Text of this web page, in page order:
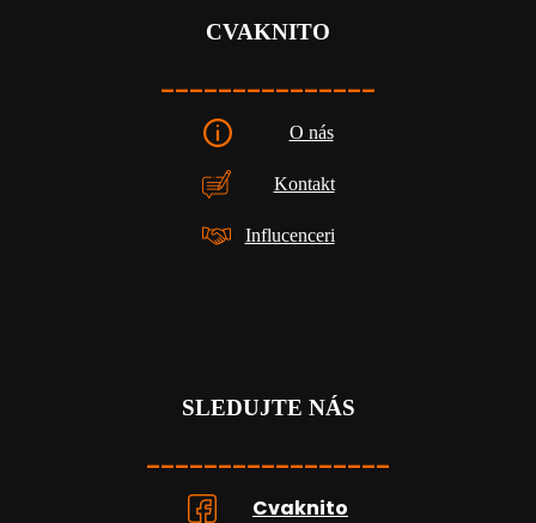
CVAKNITO
_______________
O nás
Kontakt
Influcenceri
SLEDUJTE NÁS
_________________
Cvaknito